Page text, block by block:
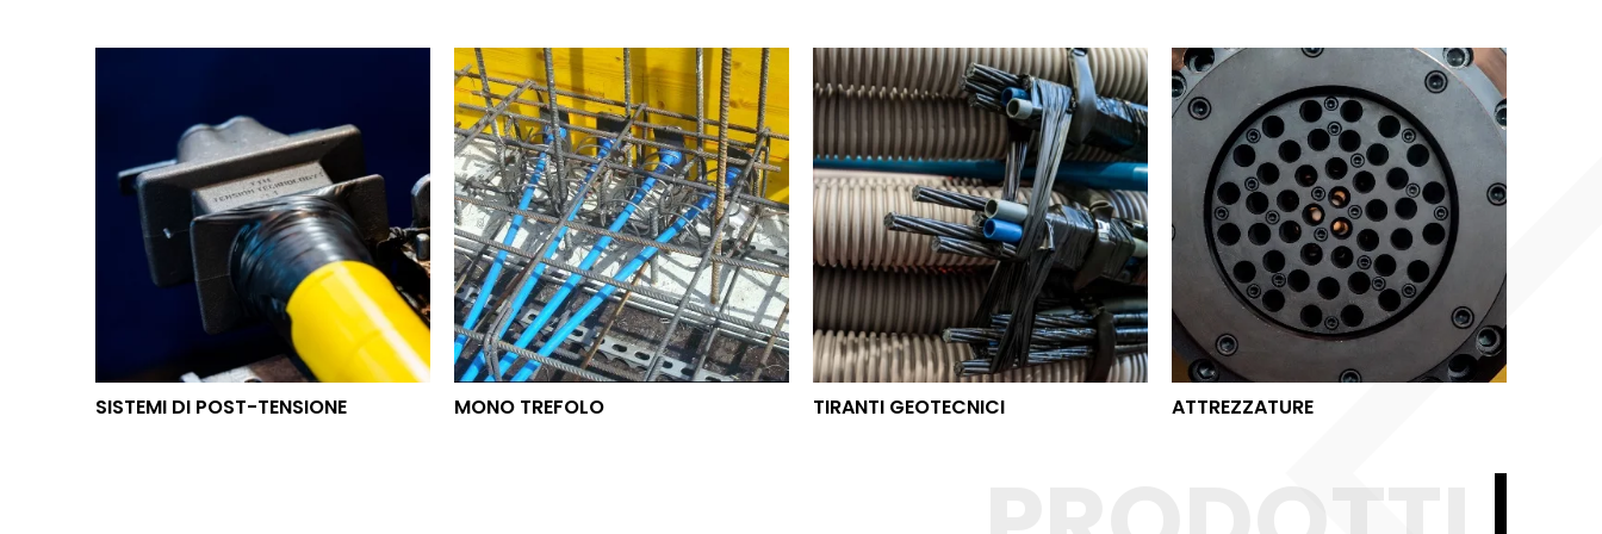
SISTEMI DI POST-TENSIONE
MONO TREFOLO
MONO TREFOLO
TIRANTI GEOTECNICI
TIRANTI GEOTECNICI
ATTREZZATURE
ATTREZZATURE